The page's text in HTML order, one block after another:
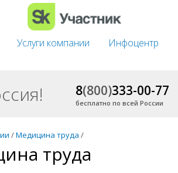
Услуги компании Инфоцентр
8(800)333-00-77
бесплатно по всей России
/Медицина труда /
труда